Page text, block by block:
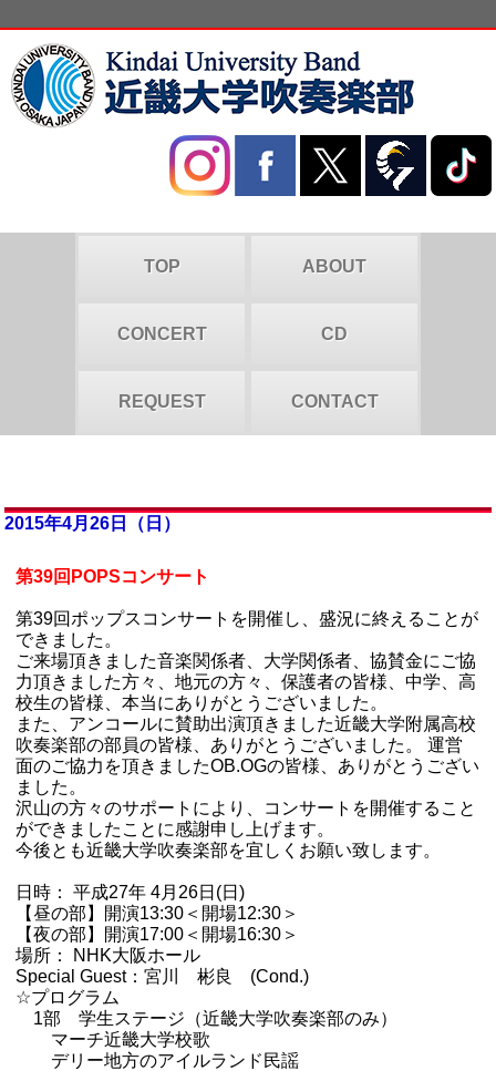
TOP ABOUT
CONCERT CD
REQUEST CONTACT
2015年4月26日（日）
第39回POPSコンサート
第39回ポップスコンサートを開催し、盛況に終えることが
できました。
ご来場頂きました音楽関係者、大学関係者、協賛金にご協
力頂きました方々、地元の方々、保護者の皆様、中学、高
校生の皆様、本当にありがとうございました。
また、アンコールに賛助出演頂きました近畿大学附属高校
吹奏楽部の部員の皆様、ありがとうございました。 運営
面のご協力を頂きましたOB.OGの皆様、ありがとうござい
ました。
沢山の方々のサポートにより、コンサートを開催すること
ができましたことに感謝申し上げます。
今後とも近畿大学吹奏楽部を宜しくお願い致します。
日時： 平成27年 4月26日(日)
【昼の部】開演13:30＜開場12:30＞
【夜の部】開演17:00＜開場16:30＞
場所： NHK大阪ホール
Special Guest：宮川 彬良 (Cond.)
☆プログラム
1部 学生ステージ（近畿大学吹奏楽部のみ）
マーチ近畿大学校歌
デリー地方のアイルランド民謡